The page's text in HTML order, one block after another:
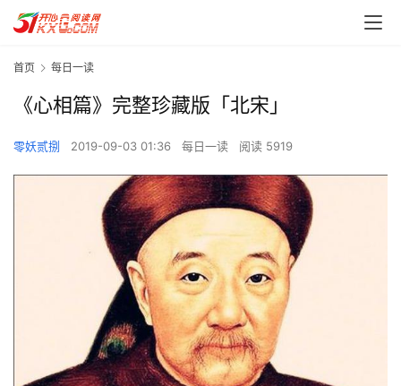
首页 每日一读
《心相篇》完整珍藏版「北宋」
零妖贰捌 2019-09-03 01:36 每日一读 阅读 5919